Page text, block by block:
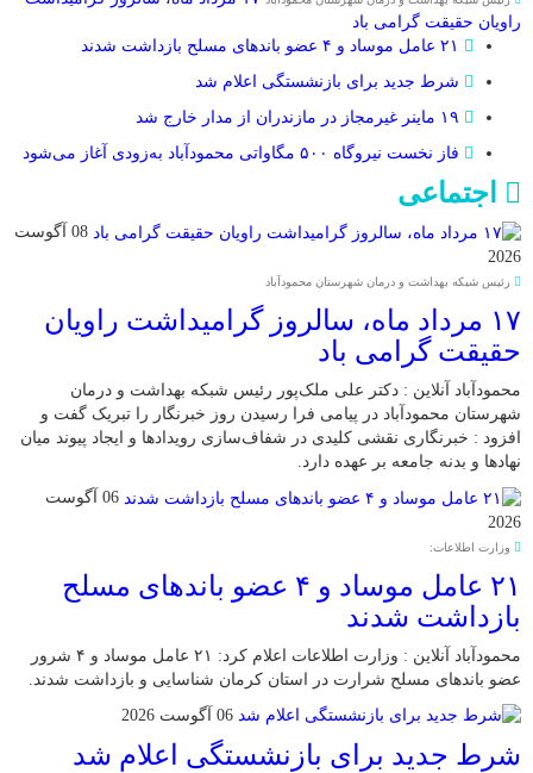
راویان حقیقت گرامی باد
شرط جدید برای بازنشستگی اعلام شد
فاز نخست نیروگاه ۵۰۰ مگاواتی محمودآباد به‌زودی آغاز می‌شود
اجتماعی
08 آگوست
2026
رئیس شبکه بهداشت و درمان شهرستان محمودآباد
۱۷ مرداد ماه، سالروز گرامیداشت راویان
حقیقت گرامی باد
محمودآباد آنلاین : دکتر علی ملک‌پور رئیس شبکه بهداشت و درمان
شهرستان محمودآباد در پیامی فرا رسیدن روز خبرنگار را تبریک گفت و
افزود : خبرنگاری نقشی کلیدی در شفاف‌سازی رویدادها و ایجاد پیوند میان
نهادها و بدنه جامعه بر عهده دارد.
06 آگوست
2026
وزارت اطلاعات:
۲۱ عامل موساد و ۴ عضو باند‌های مسلح
بازداشت شدند
محمودآباد آنلاین : وزارت اطلاعات اعلام کرد: ۲۱ عامل موساد و ۴ شرور
عضو باند‌های مسلح شرارت در استان کرمان شناسایی و بازداشت شدند.
06 آگوست 2026
شرط جدید برای بازنشستگی اعلام شد